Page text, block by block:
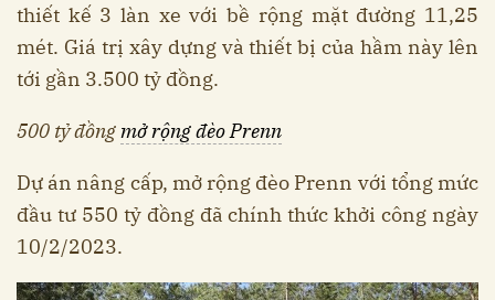
thiết kế 3 làn xe với bề rộng mặt đường 11,25
mét. Giá trị xây dựng và thiết bị của hầm này lên
tới gần 3.500 tỷ đồng.
500 tỷ đồng mở rộng đèo Prenn
Dự án nâng cấp, mở rộng đèo Prenn với tổng mức
đầu tư 550 tỷ đồng đã chính thức khởi công ngày
10/2/2023.